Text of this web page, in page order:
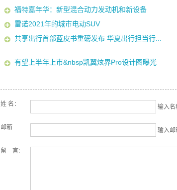
福特嘉年华：新型混合动力发动机和新设备
雷诺2021年的城市电动SUV
共享出行首部蓝皮书重磅发布 华夏出行担当行...
有望上半年上市&nbsp凯翼炫界Pro设计图曝光
姓 名： 输入名
邮箱 输入邮
留 言: